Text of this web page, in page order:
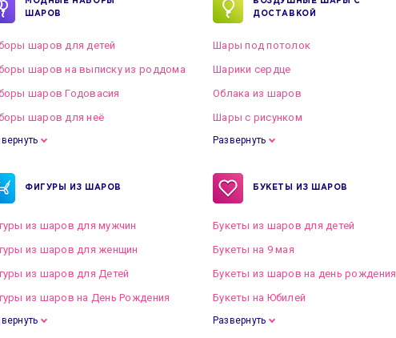
ШАРОВ
шаров для детей
шаров на выписку из роддома
шаров Годовасия
шаров для неё
ДОСТАВКОЙ
Шары под потолок
Шарики сердце
Облака из шаров
Шары с рисунком
Развернуть
ФИГУРЫ ИЗ ШАРОВ
из шаров для мужчин
из шаров для женщин
из шаров для Детей
из шаров на День Рождения
БУКЕТЫ ИЗ ШАРОВ
Букеты из шаров для детей
Букеты на 9 мая
Букеты из шаров на день рождения
Букеты на Юбилей
Развернуть